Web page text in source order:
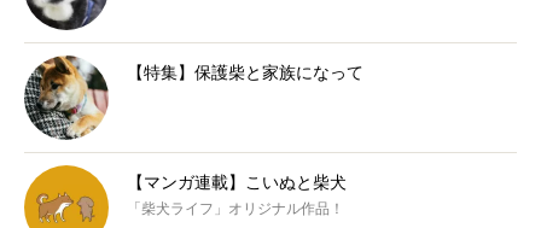
【特集】保護柴と家族になって
【マンガ連載】こいぬと柴犬
「柴犬ライフ」オリジナル作品！